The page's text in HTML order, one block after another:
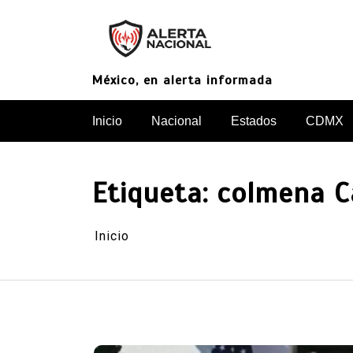
México, en alerta informada
Inicio Nacional Estados CDMX
Etiqueta: colmena
Inicio